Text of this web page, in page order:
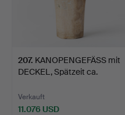
207. KANOPENGEFÄSS mit
DECKEL, Spätzeit ca.
Verkauft
11.076 USD